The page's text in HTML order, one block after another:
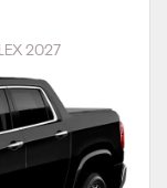
2027